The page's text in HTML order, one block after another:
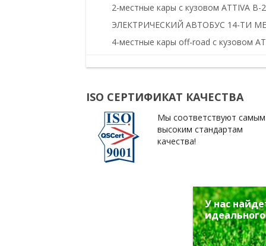
2-местные кары с кузовом ATTIVA B-
ЭЛЕКТРИЧЕСКИЙ АВТОБУС 14-ТИ
4-местные кары off-road с кузовом
ISO СЕРТИФИКАТ КАЧЕСТВА
Мы соответствуют самым
высоким стандартам
качества!
У нас